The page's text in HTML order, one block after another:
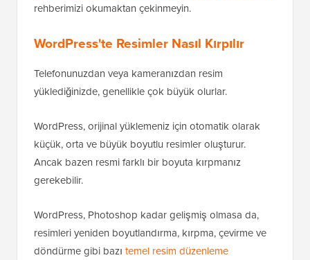
rehberimizi okumaktan çekinmeyin.
WordPress'te Resimler Nasıl Kırpılır
Telefonunuzdan veya kameranızdan resim
yüklediğinizde, genellikle çok büyük olurlar.
WordPress, orijinal yüklemeniz için otomatik olarak
küçük, orta ve büyük boyutlu resimler oluşturur.
Ancak bazen resmi farklı bir boyuta kırpmanız
gerekebilir.
WordPress, Photoshop kadar gelişmiş olmasa da,
resimleri yeniden boyutlandırma, kırpma, çevirme ve
döndürme gibi bazı temel resim düzenleme